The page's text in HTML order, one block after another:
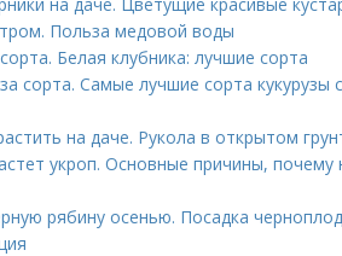
Польза медовой воды
Белая клубника: лучшие сорта
сорта. Самые лучшие сорта кукурузы
на даче. Рукола в открытом
укроп. Основные причины, почему
рябину осенью. Посадка